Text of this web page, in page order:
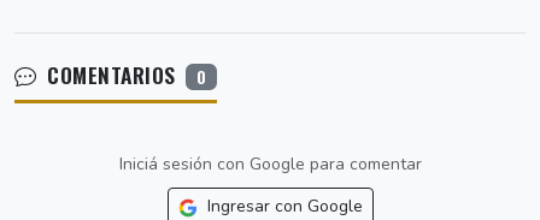
COMENTARIOS 0
Iniciá sesión con Google para comentar
Ingresar con Google